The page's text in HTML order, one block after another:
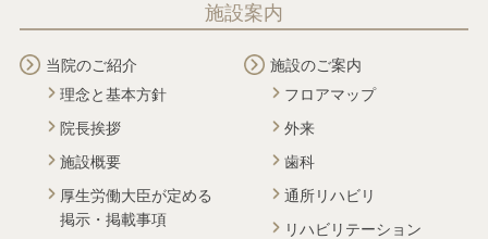
施設案内
当院のご紹介
理念と基本方針
院長挨拶
施設概要
厚生労働大臣が定める
掲示・掲載事項
施設のご案内
フロアマップ
外来
歯科
通所リハビリ
リハビリテーション